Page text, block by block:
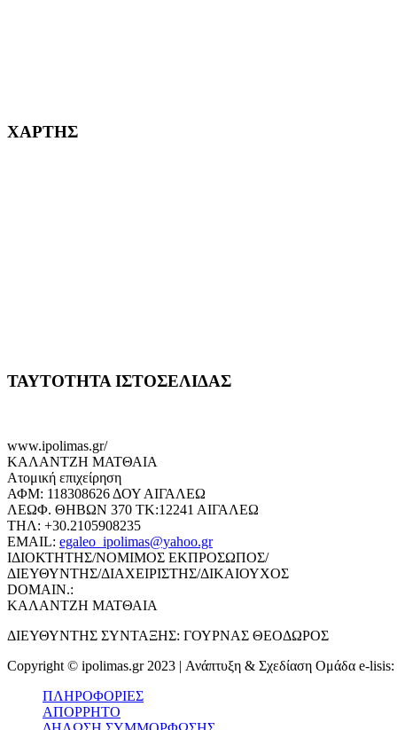
ΧΑΡΤΗΣ
ΤΑΥΤΟΤΗΤΑ ΙΣΤΟΣΕΛΙΔΑΣ
www.ipolimas.gr/
ΚΑΛΑΝΤΖΗ ΜΑΤΘΑΙΑ
Ατομική επιχείρηση
ΑΦΜ: 118308626 ΔΟΥ ΑΙΓΑΛΕΩ
ΛΕΩΦ. ΘΗΒΩΝ 370 ΤΚ:12241 ΑΙΓΑΛΕΩ
ΤΗΛ: +30.2105908235
EMAIL: egaleo_ipolimas@yahoo.gr
ΙΔΙΟΚΤΗΤΗΣ/ΝΟΜΙΜΟΣ ΕΚΠΡΟΣΩΠΟΣ/
ΔΙΕΥΘΥΝΤΗΣ/ΔΙΑΧΕΙΡΙΣΤΗΣ/ΔΙΚΑΙΟΥΧΟΣ
DOMAIN.:
ΚΑΛΑΝΤΖΗ ΜΑΤΘΑΙΑ
ΔΙΕΥΘΥΝΤΗΣ ΣΥΝΤΑΞΗΣ: ΓΟΥΡΝΑΣ ΘΕΟΔΩΡΟΣ
Copyright © ipolimas.gr 2023 | Ανάπτυξη & Σχεδίαση Ομάδα e-lisis:
ΠΛΗΡΟΦΟΡΙΕΣ
ΑΠΟΡΡΗΤΟ